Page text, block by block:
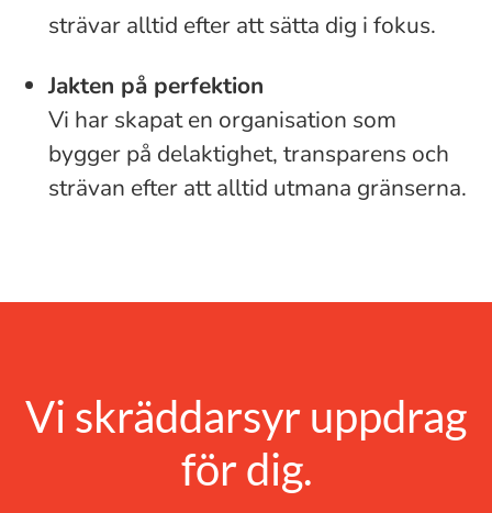
strävar alltid efter att sätta dig i fokus.
Jakten på perfektion
Vi har skapat en organisation som
bygger på delaktighet, transparens och
strävan efter att alltid utmana gränserna.
Vi skräddarsyr uppdrag
för dig.